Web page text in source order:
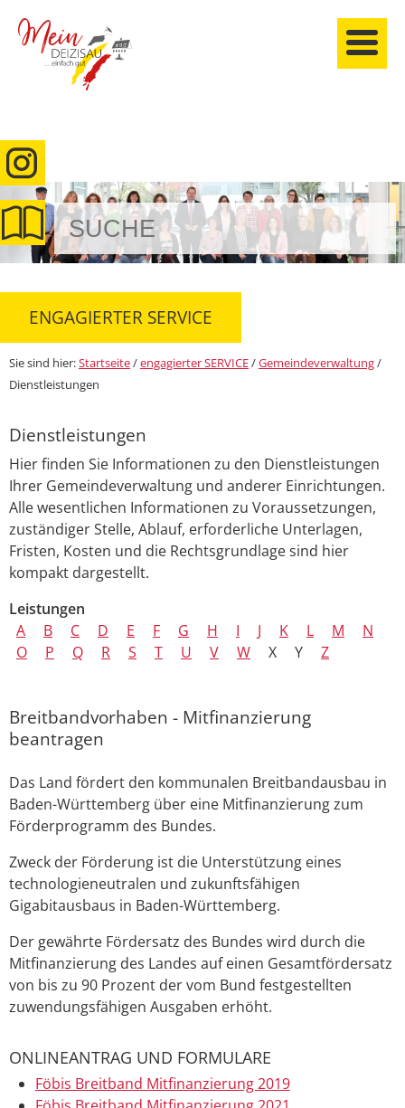
anmelden
ENGAGIERTER SERVICE
Sie sind hier:Startseite/engagierter SERVICE/Gemeindeverwaltung/
Dienstleistungen
Dienstleistungen
Hier finden Sie Informationen zu den Dienstleistungen
Ihrer Gemeindeverwaltung und anderer Einrichtungen.
Alle wesentlichen Informationen zu Voraussetzungen,
zuständiger Stelle, Ablauf, erforderliche Unterlagen,
Fristen, Kosten und die Rechtsgrundlage sind hier
kompakt dargestellt.
Leistungen
A
B C D E F G H I J K L M
N
O
P Q R S T U V W X Y Z
Breitbandvorhaben - Mitfinanzierung
beantragen
Das Land fördert den kommunalen Breitbandausbau in
Baden-Württemberg über eine Mitfinanzierung zum
Förderprogramm des Bundes.
Zweck der Förderung ist die Unterstützung eines
technologieneutralen und zukunftsfähigen
Gigabitausbaus in Baden-Württemberg.
Der gewährte Fördersatz des Bundes wird durch die
Mitfinanzierung des Landes auf einen Gesamtfördersatz
von bis zu 90 Prozent der vom Bund festgestellten
zuwendungsfähigen Ausgaben erhöht.
ONLINEANTRAG UND FORMULARE
Föbis Breitband Mitfinanzierung 2019